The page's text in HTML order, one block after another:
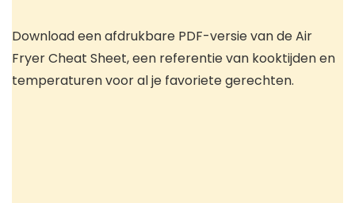
Download een afdrukbare PDF-versie van de Air
Fryer Cheat Sheet, een referentie van kooktijden en
temperaturen voor al je favoriete gerechten.